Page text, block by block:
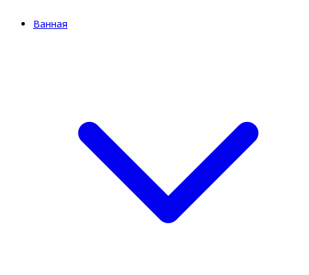
Ванная